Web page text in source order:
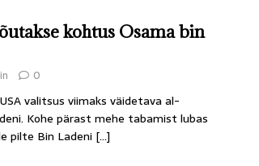
kohtus Osama bin
0
valitsus viimaks väidetava al-
Kohe pärast mehe tabamist lubas
pilte Bin Ladeni […]